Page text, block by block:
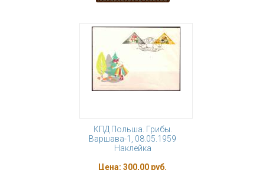
КПД Польша. Грибы.
Варшава-1, 08.05.1959
Наклейка
Цена: 300,00 руб.